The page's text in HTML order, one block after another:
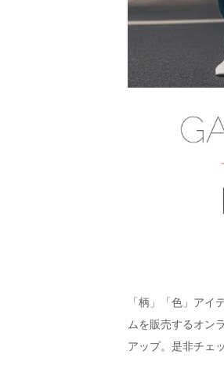
「柄」「色」ア
ムを販売するオン
アップ。是非チェ